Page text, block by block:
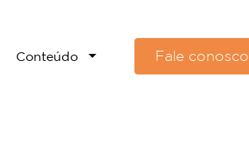
Conteúdo Fale conosco